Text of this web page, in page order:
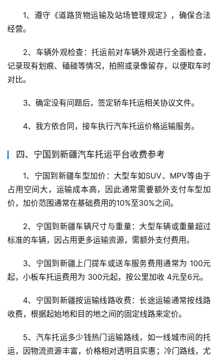
1、遵守《道路货物运输及站场管理规定》，确保合法
经营。
2、车辆外观检查：托运前对车辆外观进行全面检查，
记录现有划痕、磕碰等情况，拍照或录像留存，以便取车时
对比。
3、确定没有问题后，签定轿车托运相关协议文件。
4、我方依合同，接车执行汽车托运价格运输服务。
四、宁国到新疆汽车托运平台收费参考
1、宁国到新疆车型加价：大型车如SUV、MPV等由于
占用空间大，运输成本高，因此通常需要额外支付车型加
价，加价范围通常在基础费用的10%至30%之间。
2、宁国到新疆车辆尺寸与重量：大型车辆或重量超过
标准的车辆，因占用更多运输资源，需额外支付费用。
3、宁国到新疆上门提车或送车服务费用通常为 100元
起，小板车托运费用为 300元起，按公里加收 4元至6元。
4、宁国到新疆按运输线路收费：长途运输通常按线路
收费，根据起始地和目的地之间的固定线路来定价。
5、汽车托运多少钱热门运输路线，如一线城市间的托
运，因物流资源丰富，价格相对透明且实惠；冷门路线，尤